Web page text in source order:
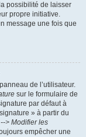
possibilité de laisser
propre initiative.
message une fois que
de l’utilisateur.
sur le formulaire de
par défaut à
» à partir du
> Modifier les
empêcher une